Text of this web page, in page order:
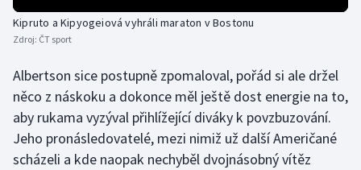
Ragby
Rychlobruslení
Rychlostní kanoistika
Short track
Kipruto a Kipyogeiová vyhráli maraton v Bostonu
Zdroj: ČT sport
Albertson sice postupně zpomaloval, pořád si ale držel
něco z náskoku a dokonce měl ještě dost energie na to,
aby rukama vyzýval přihlížející diváky k povzbuzování.
Jeho pronásledovatelé, mezi nimiž už další Američané
scházeli a kde naopak nechyběl dvojnásobný vítěz